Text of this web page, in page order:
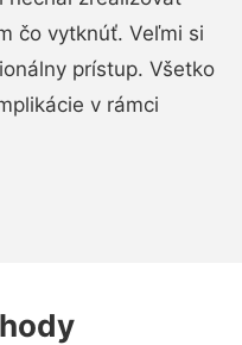
čo vytknúť. Veľmi si
prístup. Všetko
v rámci